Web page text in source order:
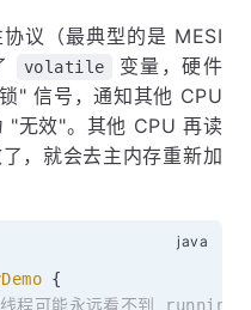
议（最典型的是 MESI
volatile
变量，硬件
" 信号，通知其他 CPU
"无效"。其他 CPU 再读
，就会去主内存重新加
{
可能永远看不到 running